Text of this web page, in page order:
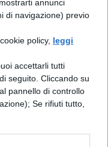
annunci
di navigazione) previo
policy, leggi
accettarli tutti
seguito. Cliccando su
pannello di controllo
Se rifiuti tutto,
elementare
questo mondo
e male che,
compatibile
con la minima
Leibniz
di male,